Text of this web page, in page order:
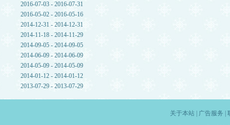
2016-07-03 - 2016-07-31
2016-05-02 - 2016-05-16
2014-12-31 - 2014-12-31
2014-11-18 - 2014-11-29
2014-09-05 - 2014-09-05
2014-06-09 - 2014-06-09
2014-05-09 - 2014-05-09
2014-01-12 - 2014-01-12
2013-07-29 - 2013-07-29
关于本站| 广告服务